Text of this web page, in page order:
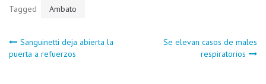
Tagged Ambato
Navegación
Sanguinetti deja abierta la
puerta a refuerzos
Se elevan casos de males
respiratorios